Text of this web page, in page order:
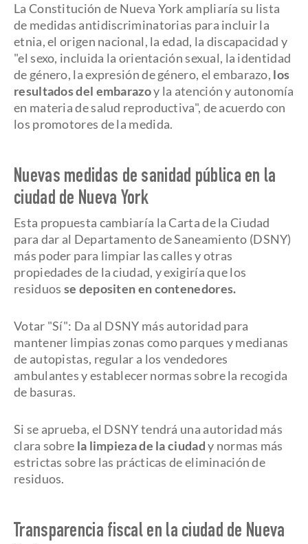
La Constitución de Nueva York ampliaría su lista
de medidas antidiscriminatorias para incluir la
etnia, el origen nacional, la edad, la discapacidad y
"el sexo, incluida la orientación sexual, la identidad
de género, la expresión de género, el embarazo, los
resultados del embarazoy la atención y autonomía
en materia de salud reproductiva", de acuerdo con
los promotores de la medida.
Nuevas medidas de sanidad pública en la
ciudad de Nueva York
Esta propuesta cambiaría la Carta de la Ciudad
para dar al Departamento de Saneamiento (DSNY)
más poder para limpiar las calles y otras
propiedades de la ciudad, y exigiría que los
residuos se depositen en contenedores.
Votar "Sí": Da al DSNY más autoridad para
mantener limpias zonas como parques y medianas
de autopistas, regular a los vendedores
ambulantes y establecer normas sobre la recogida
de basuras.
Si se aprueba, el DSNY tendrá una autoridad más
clara sobre la limpieza de la ciudady normas más
estrictas sobre las prácticas de eliminación de
residuos.
Transparencia fiscal en la ciudad de Nueva